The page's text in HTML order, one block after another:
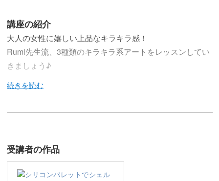
講座の紹介
大人の女性に嬉しい上品なキラキラ感！
Rumi先生流、3種類のキラキラ系アートをレッスンしてい
きましょう♪
お爪の中に天然石を埋め込んだような奥行き感があって指
先がキラキラと輝く、大人の女性にぴったりなアート。
受講者の作品